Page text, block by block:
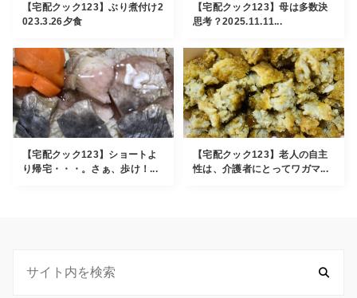
【宅配クック123】ぶり煮付け2
023.3.26夕食
【宅配クック123】母は多数決
思考？2025.11.11...
【宅配クック123】ショートよ
り帰宅・・・。さぁ、歩け！...
【宅配クック123】老人の自主
性は、介護者にとってワガマ...